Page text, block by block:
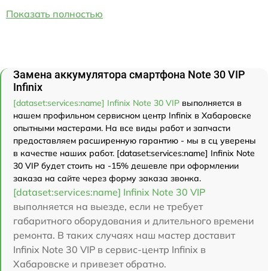
Показать полностью
Замена аккумулятора смартфона Note 30 VIP
Infinix
[dataset:services:name] Infinix Note 30 VIP выполняется в
нашем профильном сервисном центр Infinix в Хабаровске
опытными мастерами. На все виды работ и запчасти
предоставляем расширенную гарантию - мы в сц уверены
в качестве наших работ. [dataset:services:name] Infinix Note
30 VIP будет стоить на -15% дешевле при оформлении
заказа на сайте через форму заказа звонка.
[dataset:services:name] Infinix Note 30 VIP
выполняется на выезде, если не требует
габаритного оборудования и длительного времени
ремонта. В таких случаях наш мастер доставит
Infinix Note 30 VIP в сервис-центр Infinix в
Хабаровске и привезет обратно.